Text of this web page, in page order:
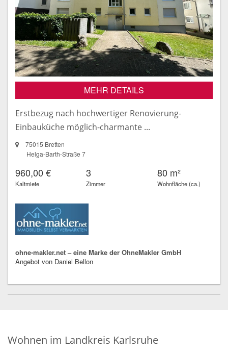
MEHR DETAILS
Erstbezug nach hochwertiger Renovierung-
Einbauküche möglich-charmante ...
75015 Bretten
Helga-Barth-Straße 7
960,00 €
Kaltmiete
3
Zimmer
80 m²
Wohnfläche (ca.)
ohne-makler.net – eine Marke der OhneMakler GmbH
Angebot von Daniel Bellon
Wohnen im Landkreis Karlsruhe